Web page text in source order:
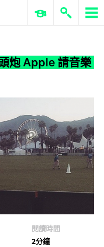
ERP 與商業 AI
炮 Apple 請音樂
閱讀時間
2分鐘